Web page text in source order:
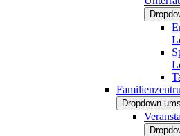
Dropdown